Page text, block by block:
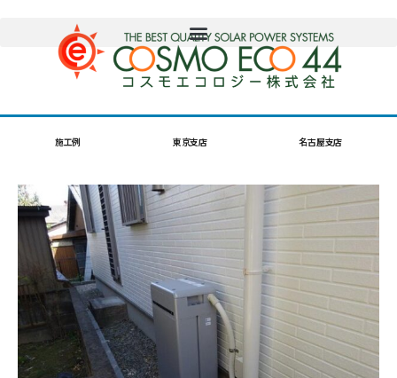
施工例 東京支店 名古屋支店